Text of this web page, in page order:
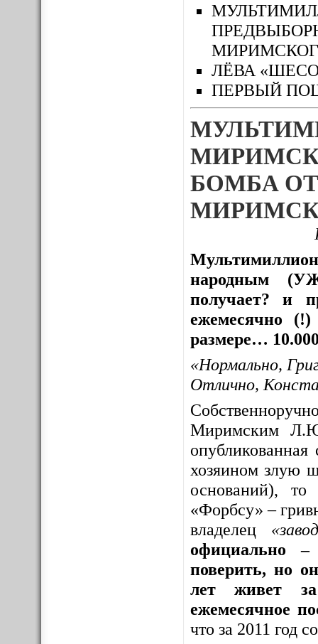
ЛЁВА
ПЕРВЫЙ
БОМБА
народным
получает? и
ежемесячно
размере…
«Нормально,
Отлично,
Миримским
хозяином злую
оснований), то
«Форбсу» –
владелец
официально
поверить, но
лет живет за
ежемесячное
что за 2011 год